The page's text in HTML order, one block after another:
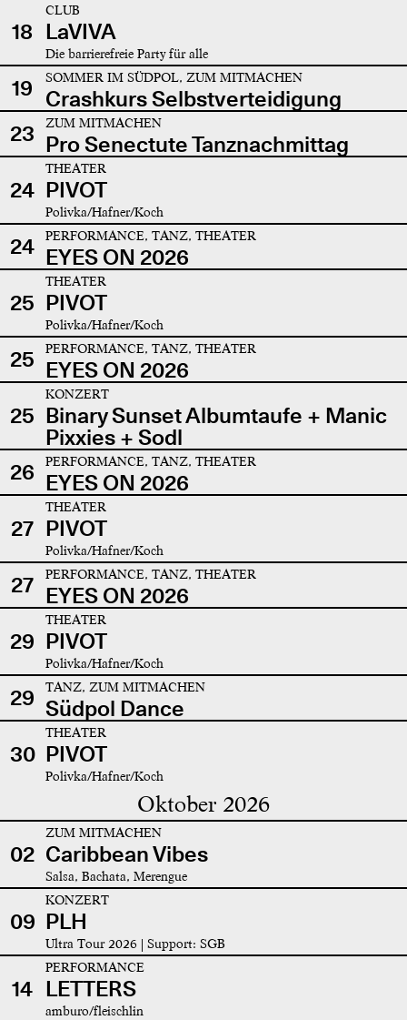
18
CLUB
LaVIVA
Die barrierefreie Party für alle
19 SOMMER IM SÜDPOL, ZUM MITMACHEN
Crashkurs Selbstverteidigung
23
ZUM MITMACHEN
Pro Senectute Tanznachmittag
24
THEATER
PIVOT
Polivka/Hafner/Koch
24 PERFORMANCE, TANZ, THEATER
EYES ON 2026
25
THEATER
PIVOT
Polivka/Hafner/Koch
25 PERFORMANCE, TANZ, THEATER
EYES ON 2026
25
KONZERT
Binary Sunset Albumtaufe + Manic
Pixxies + Sodl
26
PERFORMANCE, TANZ, THEATER
EYES ON 2026
27
THEATER
PIVOT
Polivka/Hafner/Koch
27 PERFORMANCE, TANZ, THEATER
EYES ON 2026
29
THEATER
PIVOT
Polivka/Hafner/Koch
29 TANZ, ZUM MITMACHEN
Südpol Dance
30
THEATER
PIVOT
Polivka/Hafner/Koch
Oktober 2026
02
ZUM MITMACHEN
Caribbean Vibes
Salsa, Bachata, Merengue
09
KONZERT
PLH
Ultra Tour 2026 | Support: SGB
14
PERFORMANCE
LETTERS
amburo/fleischlin